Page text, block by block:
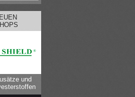
und